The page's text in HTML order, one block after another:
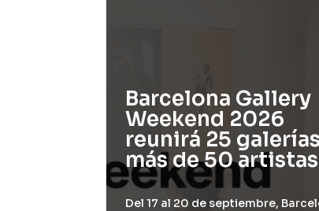
Barcelona Gallery
Weekend 2026
reunirá 25
más de 50 artistas
Del 17 al 20 de septiembre,